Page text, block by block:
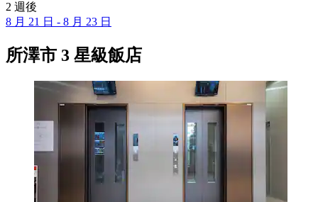
2 週後
8 月 21 日 - 8 月 23 日
所澤市 3 星級飯店